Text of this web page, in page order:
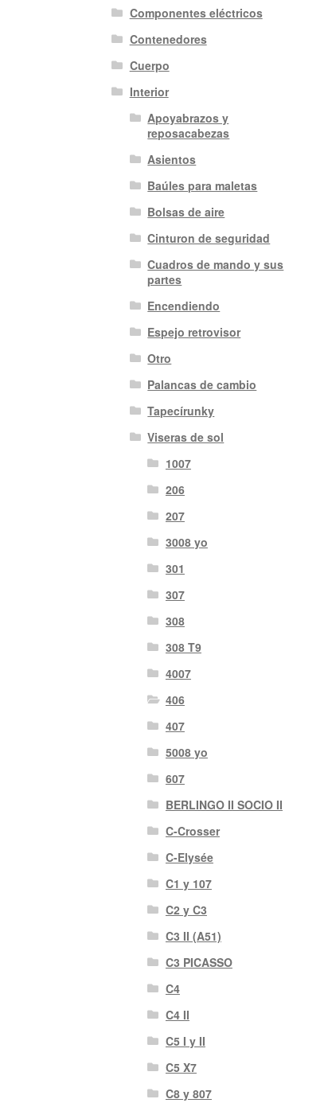
Componentes eléctricos
Contenedores
Cuerpo
Interior
Apoyabrazos y
reposacabezas
Asientos
Baúles para maletas
Bolsas de aire
Cinturon de seguridad
Cuadros de mando y sus
partes
Encendiendo
Espejo retrovisor
Otro
Palancas de cambio
Tapecírunky
Viseras de sol
1007
206
207
3008 yo
301
307
308
308 T9
4007
406
407
5008 yo
607
BERLINGO II SOCIO II
C-Crosser
C-Elysée
C1 y 107
C2 y C3
C3 II (A51)
C3 PICASSO
C4
C4 II
C5 I y II
C5 X7
C8 y 807